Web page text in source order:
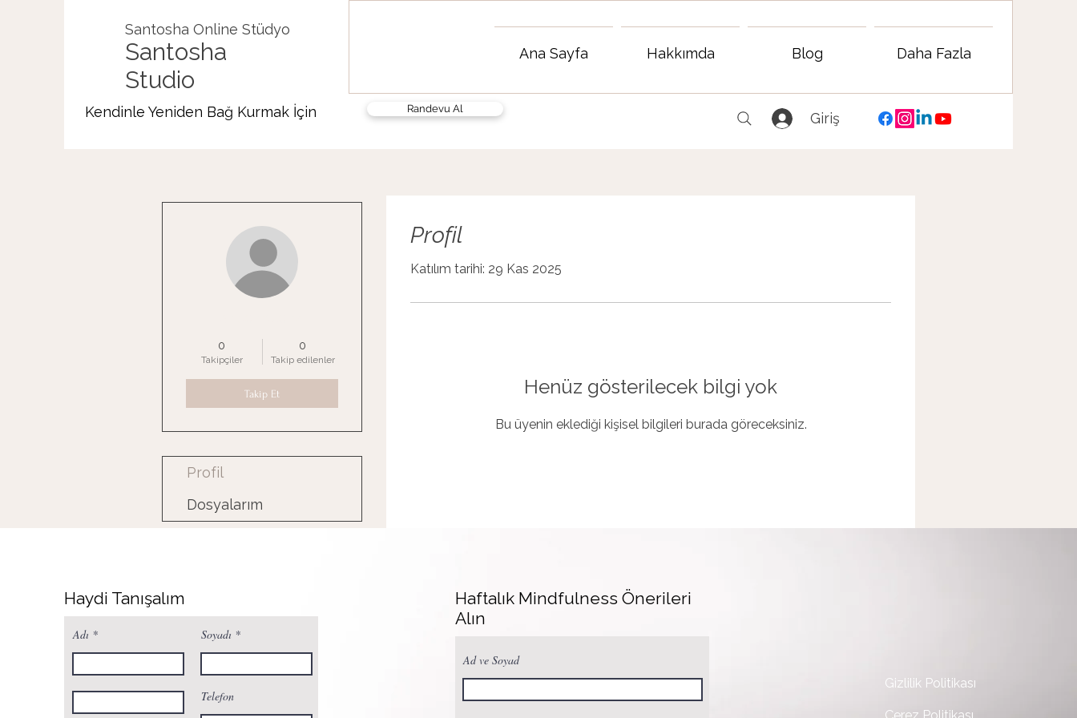
Santosha Online Stüdyo
Santosha
Studio
Ana Sayfa Hakkımda Blog Daha Fazla
Kendinle Yeniden Bağ Kurmak İçin Randevu Al
Giriş
Profil
Katılım tarihi: 29 Kas 2025
Henüz gösterilecek bilgi yok
Bu üyenin eklediği kişisel bilgileri burada göreceksiniz.
0
Takipçiler
0
Takip edilenler
Takip Et
Profil
Dosyalarım
Haydi Tanışalım
Adı Soyadı
Telefon
Haftalık Mindfulness Önerileri
Alın
Ad ve Soyad
Gizlilik Politikası